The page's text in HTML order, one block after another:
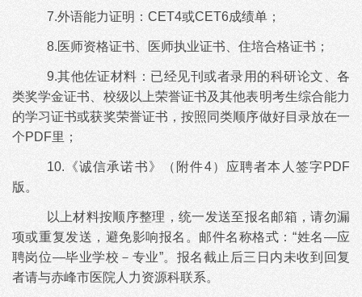
7.外语能力证明：CET4或CET6成绩单；
8.医师资格证书、医师执业证书、住培合格证书；
9.其他佐证材料：已经见刊或者录用的科研论文、各
类奖学金证书、校级以上荣誉证书及其他表明考生综合能力
的学习证书或获奖荣誉证书，按照同类顺序做好目录放在一
个PDF里；
10.《诚信承诺书》（附件4）应聘者本人签字PDF
版。
以上材料按顺序整理，统一发送至报名邮箱，请勿漏
项或重复发送，避免影响报名。 邮件名称格式： “姓名—应
聘岗位—毕业学校－专业”。报名截止后三日内未收到回复
者请与赤峰市医院人力资源科联系。